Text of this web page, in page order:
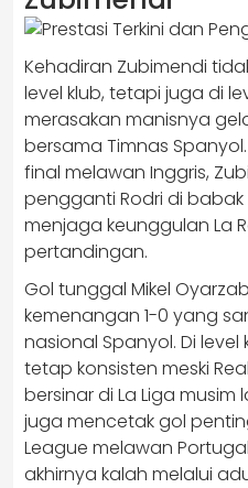
Kehadiran Zubimendi
level klub, tetapi juga di
merasakan manisnya
bersama Timnas
final melawan Inggris,
pengganti Rodri di
menjaga keunggulan La
pertandingan.
Gol tunggal Mikel
kemenangan 1-0 yang
nasional Spanyol. Di
tetap konsisten meski
bersinar di La Liga musim
juga mencetak gol
League melawan
akhirnya kalah melalui